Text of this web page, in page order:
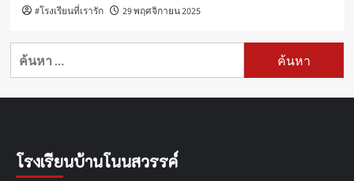
#โรงเรียนที่เรารัก 29 พฤศจิกายน 2025
ค้นหา
โรงเรียนบ้านโนนสวรรค์